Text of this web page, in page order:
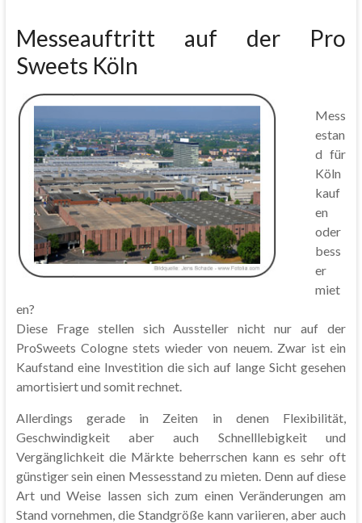
Messeauftritt auf der Pro
Sweets Köln
Mess
estan
d für
Köln
kauf
en
oder
bess
er
miet
en?
Diese Frage stellen sich Aussteller nicht nur auf der
ProSweets Cologne stets wieder von neuem. Zwar ist ein
Kaufstand eine Investition die sich auf lange Sicht gesehen
amortisiert und somit rechnet.
Allerdings gerade in Zeiten in denen Flexibilität,
Geschwindigkeit aber auch Schnelllebigkeit und
Vergänglichkeit die Märkte beherrschen kann es sehr oft
günstiger sein einen Messesstand zu mieten. Denn auf diese
Art und Weise lassen sich zum einen Veränderungen am
Stand vornehmen, die Standgröße kann variieren, aber auch